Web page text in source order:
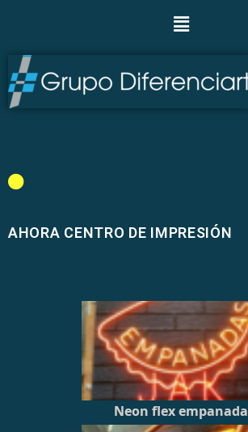
AHORA CENTRO DE IMPRESIÓN
Neon flex empanada